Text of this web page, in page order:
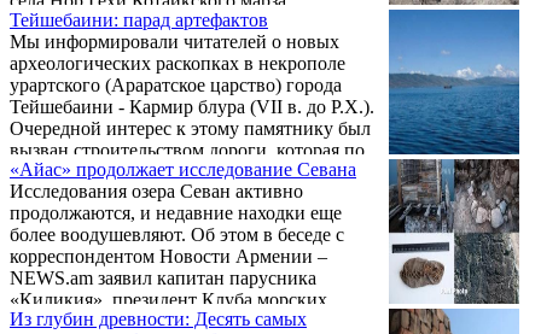
Фактически они перевернули
представление о расселении древних
людей, колыбелью которых с некоторых пор
принято считать Африканский континент.
Совместная армяно-ирландо-американская
экспедиция в позапрошлом году впервые
обнаружила древнейшую стоянку людей с
четкой датировкой. ...
Тейшебаини: парад артефактов
Мы информировали читателей о новых
археологических раскопках в некрополе
урартского (Араратское царство) города
Тейшебаини - Кармир блура (VII в. до Р.Х.).
Очередной интерес к этому памятнику был
вызван строительством дороги, которая по
Генплану должна соединить Аргаванд и ул.
Шираки.
«Айас» продолжает исследование Севана
Исследования озера Севан активно
продолжаются, и недавние находки еще
более воодушевляют. Об этом в беседе с
корреспондентом Новости Армении –
NEWS.am заявил капитан парусника
«Киликия», президент Клуба морских
исследований «Айас» Карен Балаян.
Из глубин древности: Десять самых